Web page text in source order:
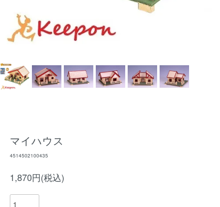
マイハウス
4514502100435
1,870円(税込)